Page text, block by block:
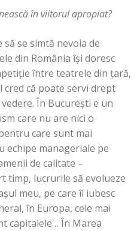
în viitorul apropiat?
să se simtă nevoia de
din România îşi doresc
între teatrele din ţară,
cred că poate servi drept
În Bucureşti e un
care nu are nici o
care sunt mai
echipe manageriale pe
de calitate –
timp, lucrurile să evolueze
meu, pe care îl iubesc
în Europa, cele mai
capitalele… În Marea